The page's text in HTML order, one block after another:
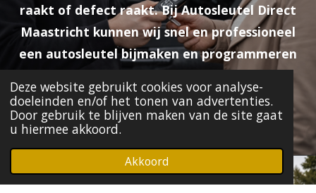
Deze website gebruikt cookies voor analyse-
doeleinden en/of het tonen van advertenties.
Door gebruik te blijven maken van de site gaat
u hiermee akkoord.
Akkoord
raakt of defectraakt.BijAutosleutel Direct
Maastricht kunnenwijsnelenprofessioneel
een autosleutelbijmakenenprogrammeren
voorveel automerken.
Gratis Offerte Aanvragen